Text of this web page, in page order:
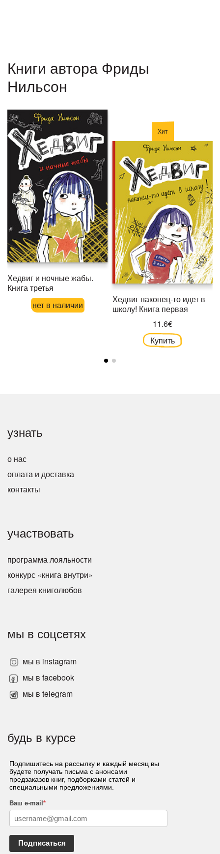
Книги автора Фриды
Нильсон
Хедвиг и ночные жабы.
Книга третья
нет в наличии
Хит
Хедвиг наконец-то идет в
школу! Книга первая
11.6€
Купить
узнать
о нас
оплата и доставка
контакты
участвовать
программа лояльности
конкурс «книга внутри»
галерея книголюбов
мы в соцсетях
мы в instagram
мы в facebook
мы в telegram
будь в курсе
Подпишитесь на рассылку и каждый месяц вы
будете получать письма с анонсами
предзаказов книг, подборками статей и
специальными предложениями.
Ваш e-mail *
Подписаться